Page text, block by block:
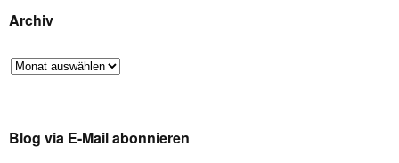
Archiv
Blog via E-Mail abonnieren